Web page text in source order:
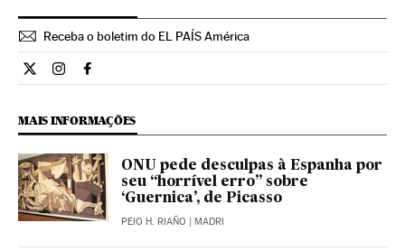
Receba o boletim do EL PAÍS América
Cultura El País Brasil en Twitter
Cultura El País Brasil en Instagram
Cultura El País Brasil en Facebook
MAIS INFORMAÇÕES
ONU pede desculpas à Espanha por
seu “horrível erro” sobre
‘Guernica’, de Picasso
PEIO H. RIAÑO | MADRI